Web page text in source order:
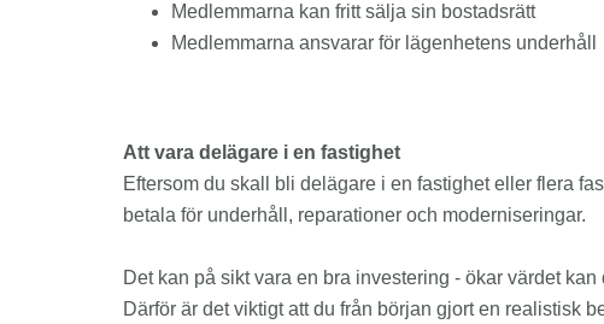
Medlemmarna kan fritt sälja sin bostadsrätt
Medlemmarna ansvarar för lägenhetens underhåll
Att vara delägare i en fastighet
Eftersom du skall bli delägare i en fastighet eller flera
betala för underhåll, reparationer och moderniseringar.
Det kan på sikt vara en bra investering - ökar värdet
Därför är det viktigt att du från början gjort en realistisk